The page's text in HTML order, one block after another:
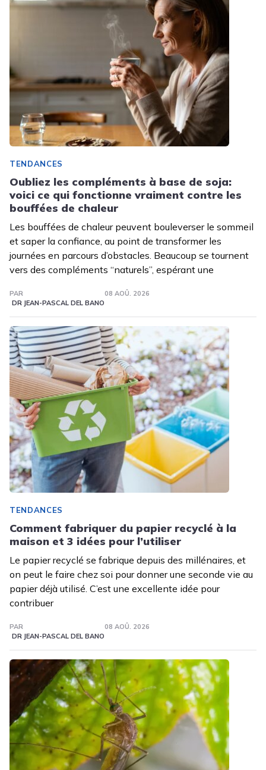
TENDANCES
Oubliez les compléments à base de soja:
voici ce qui fonctionne vraiment contre les
bouffées de chaleur
Les bouffées de chaleur peuvent bouleverser le sommeil
et saper la confiance, au point de transformer les
journées en parcours d’obstacles. Beaucoup se tournent
vers des compléments “naturels”, espérant une
PAR
DR JEAN-PASCAL DEL BANO
08 AOÛ. 2026
TENDANCES
Comment fabriquer du papier recyclé à la
maison et 3 idées pour l’utiliser
Le papier recyclé se fabrique depuis des millénaires, et
on peut le faire chez soi pour donner une seconde vie au
papier déjà utilisé. C’est une excellente idée pour
contribuer
PAR
DR JEAN-PASCAL DEL BANO
08 AOÛ. 2026